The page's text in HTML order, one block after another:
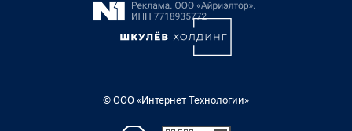
© ООО «Интернет Технологии»